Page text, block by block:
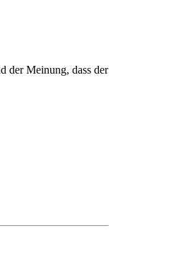
der Meinung, dass der